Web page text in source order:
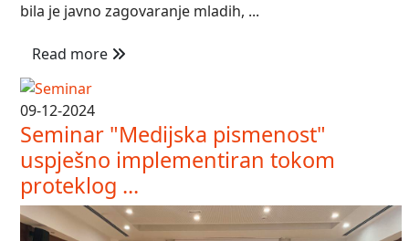
bila je javno zagovaranje mladih, ...
Read more
09-12-2024
Seminar "Medijska pismenost"
uspješno implementiran tokom
proteklog ...